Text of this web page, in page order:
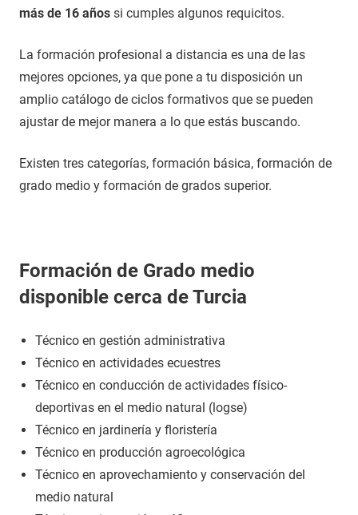
más de 16 años si cumples algunos requicitos.
La formación profesional a distancia es una de las
mejores opciones, ya que pone a tu disposición un
amplio catálogo de ciclos formativos que se pueden
ajustar de mejor manera a lo que estás buscando.
Existen tres categorías, formación básica, formación de
grado medio y formación de grados superior.
Formación de Grado medio
disponible cerca de Turcia
Técnico en gestión administrativa
Técnico en actividades ecuestres
Técnico en conducción de actividades físico-
deportivas en el medio natural (logse)
Técnico en jardinería y floristería
Técnico en producción agroecológica
Técnico en aprovechamiento y conservación del
medio natural